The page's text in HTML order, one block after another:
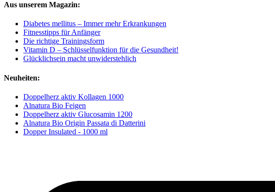
Aus unserem Magazin:
Diabetes mellitus – Immer mehr Erkrankungen
Fitnesstipps für Anfänger
Die richtige Trainingsform
Vitamin D – Schlüsselfunktion für die Gesundheit!
Glücklichsein macht unwiderstehlich
Neuheiten:
Doppelherz aktiv Kollagen 1000
Alnatura Bio Feigen
Doppelherz aktiv Glucosamin 1200
Alnatura Bio Origin Passata di Datterini
Dopper Insulated - 1000 ml